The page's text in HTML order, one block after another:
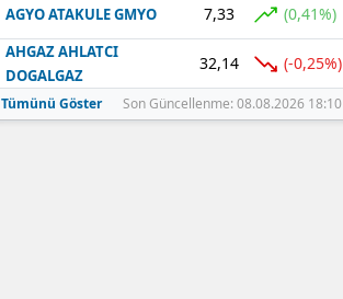
AGYO ATAKULE GMYO 7,33 (0,41%)
AHGAZ AHLATCI
DOGALGAZ
32,14 (-0,25%)
Tümünü Göster Son Güncellenme: 08.08.2026 18:10